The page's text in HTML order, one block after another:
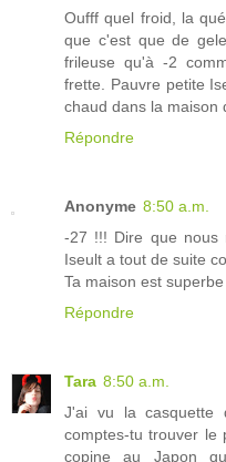
Oufff quel froid, la
que c'est que de
frileuse qu'à -2
frette. Pauvre petite
chaud dans la maison
Répondre
Anonyme 8:50 a.m.
-27 !!! Dire que nous
Iseult a tout de suite
Ta maison est superbe
Répondre
Tara 8:50 a.m.
J'ai vu la casquette
comptes-tu trouver le
copine au Japon